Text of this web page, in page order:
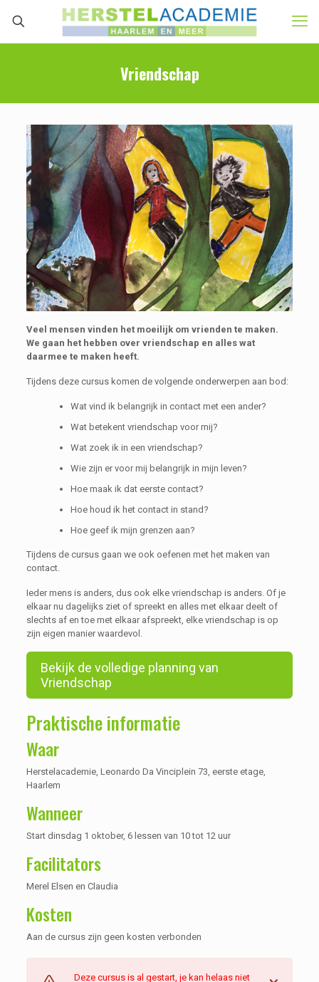
Vriendschap
Veel mensen vinden het moeilijk om vrienden te maken.
We gaan het hebben over vriendschap en alles wat
daarmee te maken heeft.
Tijdens deze cursus komen de volgende onderwerpen aan bod:
Wat vind ik belangrijk in contact met een ander?
Wat betekent vriendschap voor mij?
Wat zoek ik in een vriendschap?
Wie zijn er voor mij belangrijk in mijn leven?
Hoe maak ik dat eerste contact?
Hoe houd ik het contact in stand?
Hoe geef ik mijn grenzen aan?
Tijdens de cursus gaan we ook oefenen met het maken van
contact.
Ieder mens is anders, dus ook elke vriendschap is anders. Of je
elkaar nu dagelijks ziet of spreekt en alles met elkaar deelt of
slechts af en toe met elkaar afspreekt, elke vriendschap is op
zijn eigen manier waardevol.
Bekijk de volledige planning van
Vriendschap
Praktische informatie
Waar
Herstelacademie, Leonardo Da Vinciplein 73, eerste etage,
Haarlem
Wanneer
Start dinsdag 1 oktober, 6 lessen van 10 tot 12 uur
Facilitators
Merel Elsen en Claudia
Kosten
Aan de cursus zijn geen kosten verbonden
Deze cursus is al gestart, je kan helaas niet